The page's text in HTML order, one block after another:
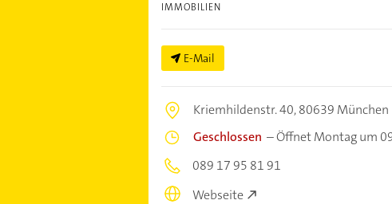
IMMOBILIEN
E-Mail
Kriemhildenstr. 40,80639 München
Geschlossen –Öffnet Montag um
089 17 95 81 91
Webseite